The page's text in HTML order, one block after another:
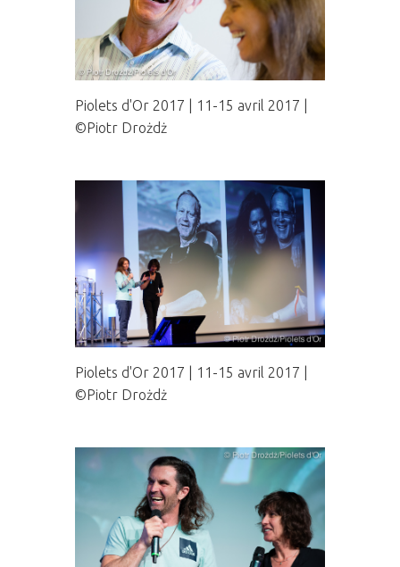
Piolets d'Or 2017 | 11-15 avril 2017 |
©Piotr Drożdż
Piolets d'Or 2017 | 11-15 avril 2017 |
©Piotr Drożdż